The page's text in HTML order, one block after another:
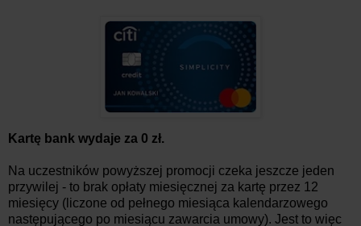
Kartę bank wydaje za 0 zł.
Na uczestników powyższej promocji czeka jeszcze jeden
przywilej - to brak opłaty miesięcznej za kartę przez 12
miesięcy (liczone od pełnego miesiąca kalendarzowego
następującego po miesiącu zawarcia umowy). Jest to więc